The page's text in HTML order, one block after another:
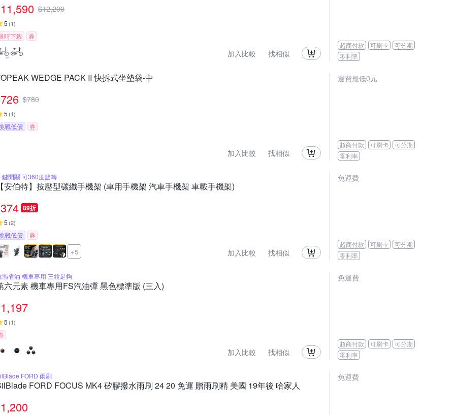
11,590 $12,200
5 (1)
時下殺 券
加入比較 找相似
超商付款 可刷卡
可分期
零利率
WEDGE PACK II 快拆式坐墊袋-中
726 $780
5 (1)
戰低價 券
加入比較 找相似
運費最低0元
超商付款 可刷卡
可分期
零利率
鍵開關 可360度旋轉
安伯特】按壓型碳纖手機架 (車用手機架 汽車手機架 車載手機架)
374 89折
5 (2)
戰低價 券
+5 加入比較 找相似
免運費
超商付款 可刷卡
可分期
零利率
漲省油 機車專用 三粒足夠
六元素 機車專用FS汽油彈 黑色標準版 (三入)
1,197
5 (1)
加入比較 找相似
免運費
超商付款 可刷卡
可分期
零利率
FORD 雨刷
FORD FOCUS MK4 矽膠撥水雨刷 24 20 免運 贈雨刷精 美國 19年後 哈家人
1,200
免運費